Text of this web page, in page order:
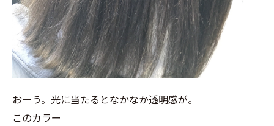
おーう。光に当たるとなかなか透明感が。
このカラー